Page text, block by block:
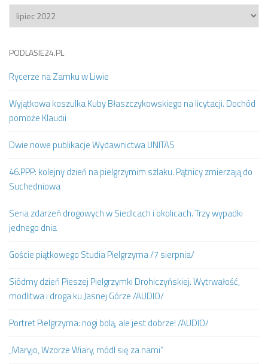
Archiwum
PODLASIE24.PL
Rycerze na Zamku w Liwie
Wyjątkowa koszulka Kuby Błaszczykowskiego na licytacji. Dochód
pomoże Klaudii
Dwie nowe publikacje Wydawnictwa UNITAS
46.PPP: kolejny dzień na pielgrzymim szlaku. Pątnicy zmierzają do
Suchedniowa
Seria zdarzeń drogowych w Siedlcach i okolicach. Trzy wypadki
jednego dnia
Goście piątkowego Studia Pielgrzyma /7 sierpnia/
Siódmy dzień Pieszej Pielgrzymki Drohiczyńskiej. Wytrwałość,
modlitwa i droga ku Jasnej Górze /AUDIO/
Portret Pielgrzyma: nogi bolą, ale jest dobrze! /AUDIO/
„Maryjo, Wzorze Wiary, módl się za nami”